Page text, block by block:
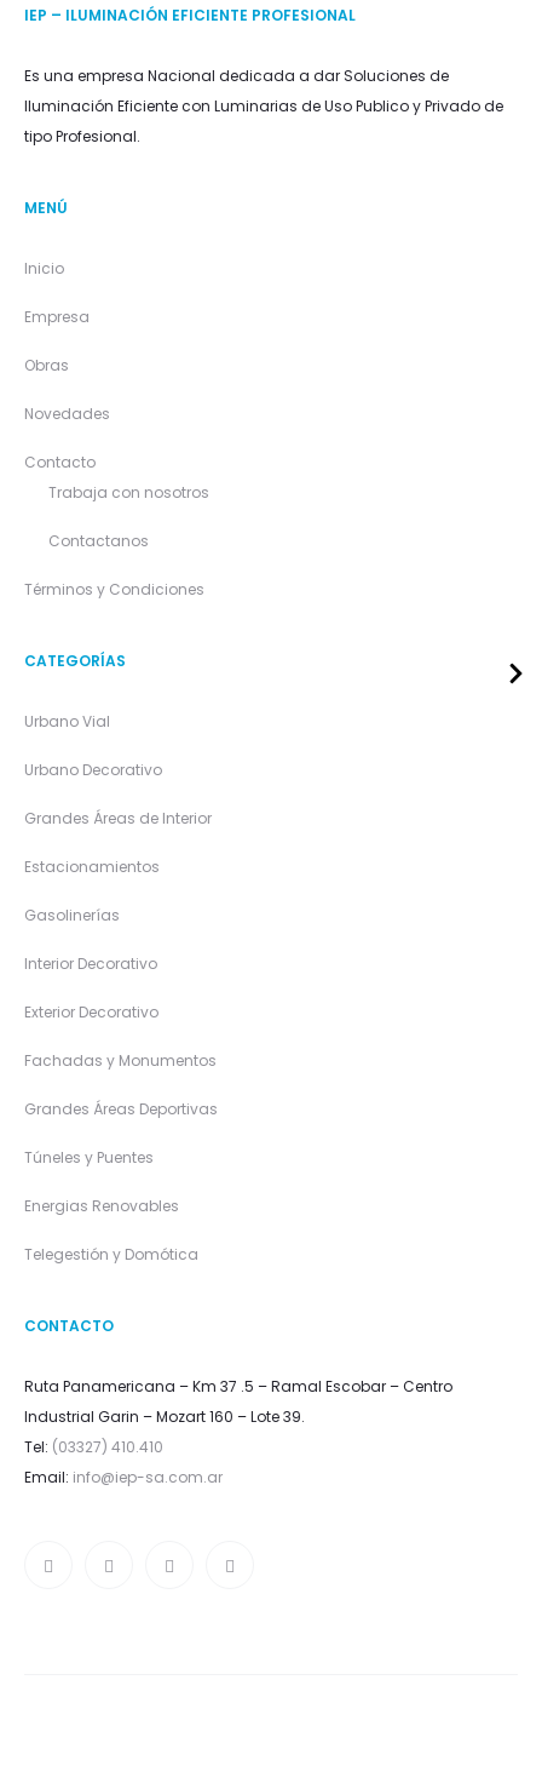
IEP – ILUMINACIÓN EFICIENTE PROFESIONAL
Es una empresa Nacional dedicada a dar Soluciones de
Iluminación Eficiente con Luminarias de Uso Publico y Privado de
tipo Profesional.
MENÚ
Inicio
Empresa
Obras
Novedades
Contacto
Trabaja con nosotros
Contactanos
Términos y Condiciones
CATEGORÍAS
Urbano Vial
Urbano Decorativo
Grandes Áreas de Interior
Estacionamientos
Gasolinerías
Interior Decorativo
Exterior Decorativo
Fachadas y Monumentos
Grandes Áreas Deportivas
Túneles y Puentes
Energias Renovables
Telegestión y Domótica
CONTACTO
Ruta Panamericana – Km 37 .5 – Ramal Escobar – Centro
Industrial Garin – Mozart 160 – Lote 39.
Tel: (03327) 410.410
Email: info@iep-sa.com.ar